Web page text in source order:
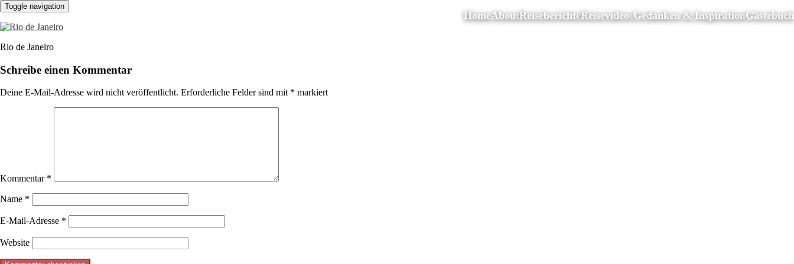
Toggle navigation
HomeAboutReiseberichteReisevideosGedanken & InspirationGästebuch
Rio de Janeiro
Schreibe einen Kommentar
Deine E-Mail-Adresse wird nicht veröffentlicht. Erforderliche Felder sind mit * markiert
Kommentar *
Name *
E-Mail-Adresse *
Website